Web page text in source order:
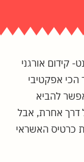
קידום אורגני
הכי אפקטיבי
להביא
דרך אחרת, אבל
כרטיס האשראי